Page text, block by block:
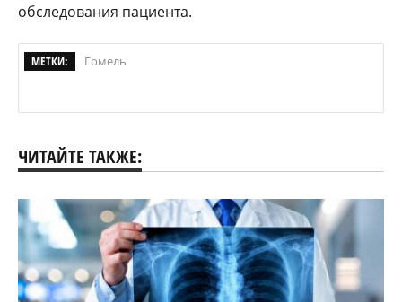
обследования пациента.
МЕТКИ: Гомель
ЧИТАЙТЕ ТАКЖЕ: